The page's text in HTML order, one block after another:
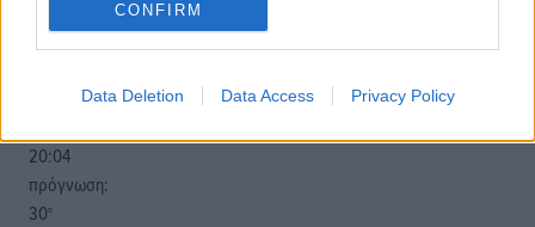
CONFIRM
Data Deletion Data Access Privacy Policy
20:04
πρόγνωση:
30°